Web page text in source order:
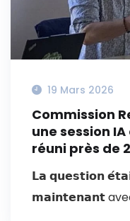
19 Mars 2026
Commission
une session
réuni près de
𝗟𝗮 𝗾𝘂𝗲𝘀𝘁𝗶𝗼𝗻
𝗺𝗮𝗶𝗻𝘁𝗲𝗻𝗮𝗻𝘁